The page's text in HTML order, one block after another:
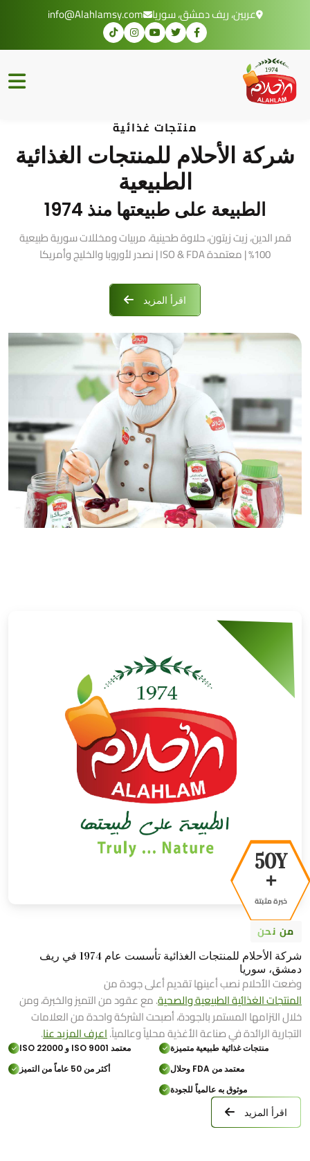
عربين، ريف دمشق، سوريا info@Alahlamsy.com
منتجات غذائية
شركة الأحلام للمنتجات الغذائية
الطبيعية
الطبيعة على طبيعتها منذ 1974
قمر الدين، زيت زيتون، حلاوة طحينية، مربيات ومخللات سورية طبيعية
100% | معتمدة ISO & FDA | نصدر لأوروبا والخليج وأمريكا
اقرأ المزيد
50Y
+
خبرة مثبتة
من نحن
شركة الأحلام للمنتجات الغذائية تأسست عام 1974 في ريف
دمشق، سوريا
وضعت الأحلام نصب أعينها تقديم أعلى جودة من
المنتجات الغذائية الطبيعية والصحية. مع عقود من التميز والخبرة، ومن
خلال التزامها المستمر بالجودة، أصبحت الشركة واحدة من العلامات
التجارية الرائدة في صناعة الأغذية محلياً وعالمياً.اعرف المزيد عنا.
منتجات غذائية طبيعية متميزة
معتمد ISO 9001 و ISO 22000
معتمد من FDA وحلال
أكثر من 50 عاماً من التميز
موثوق به عالمياً للجودة
اقرأ المزيد